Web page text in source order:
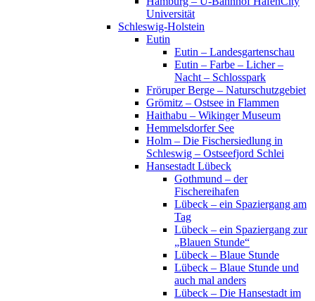
Universität
Schleswig-Holstein
Eutin
Eutin – Landesgartenschau
Eutin – Farbe – Licher –
Nacht – Schlosspark
Fröruper Berge – Naturschutzgebiet
Grömitz – Ostsee in Flammen
Haithabu – Wikinger Museum
Hemmelsdorfer See
Holm – Die Fischersiedlung in
Schleswig – Ostseefjord Schlei
Hansestadt Lübeck
Gothmund – der
Fischereihafen
Lübeck – ein Spaziergang am
Tag
Lübeck – ein Spaziergang zur
„Blauen Stunde“
Lübeck – Blaue Stunde
Lübeck – Blaue Stunde und
auch mal anders
Lübeck – Die Hansestadt im